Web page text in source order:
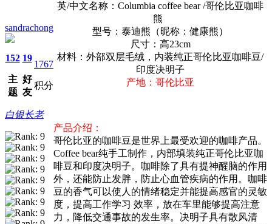
sandrachong
152
主
题
19
好
友
1767
积分
白银长老
英/中文名称：Columbia coffee bear /哥伦比亚咖啡
熊
型号：泰迪熊（昵称：健康熊）
尺寸：高23cm
材料：外部双层毛绒，内装纯正哥伦比亚咖啡豆/
印度决明子
产地：哥伦比亚
产品介绍：
哥伦比亚的咖啡豆是世界上最受欢迎的咖啡产品。
Coffee bear纯手工制作，内部填装纯正哥伦比亚咖
啡豆和印度决明子。咖啡除了具有提神醒脑的作用
外，还能防止发胖，防止心血管疾病的作用。咖啡
豆的香气可以使人的情绪稳定并能提高感官的灵敏
度，提高工作学习 效率，放在车里能够提高注意
力，降低交通事故的发生率。决明子具有散风清